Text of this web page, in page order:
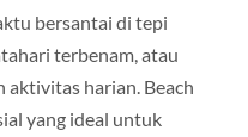
bersantai di tepi
terbenam, atau
aktivitas harian. Beach
yang ideal untuk